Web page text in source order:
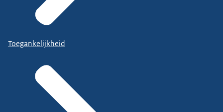
Toegankelijkheid